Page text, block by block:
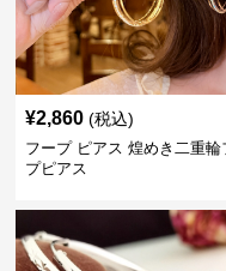
¥2,860 (税込)
フープ ピアス 煌めき二重輪
プピアス